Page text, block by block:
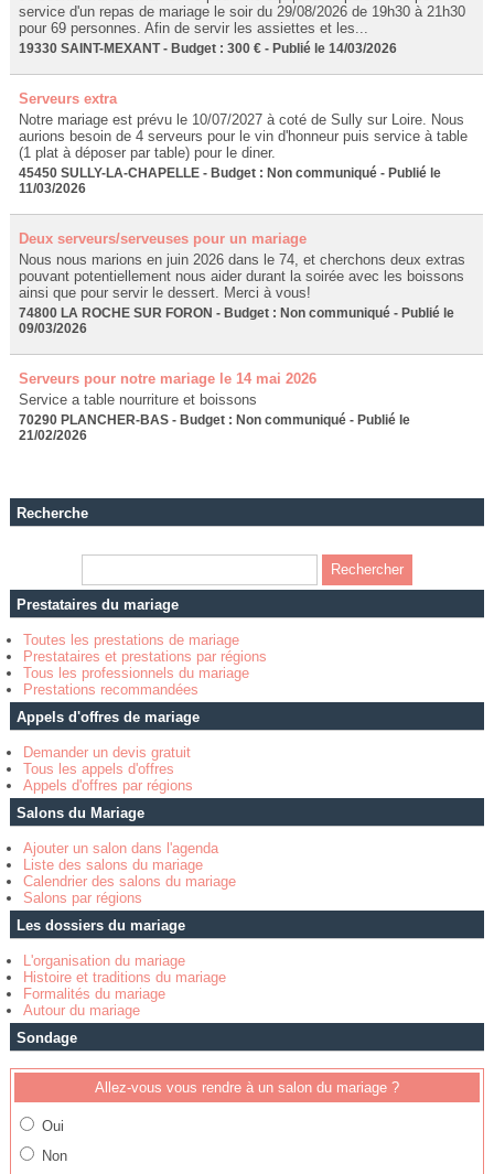
service d'un repas de mariage le soir du 29/08/2026 de 19h30 à 21h30
pour 69 personnes. Afin de servir les assiettes et les...
19330 SAINT-MEXANT - Budget : 300 € - Publié le 14/03/2026
Serveurs extra
Notre mariage est prévu le 10/07/2027 à coté de Sully sur Loire. Nous
aurions besoin de 4 serveurs pour le vin d'honneur puis service à table
(1 plat à déposer par table) pour le diner.
45450 SULLY-LA-CHAPELLE - Budget : Non communiqué - Publié le
11/03/2026
Deux serveurs/serveuses pour un mariage
Nous nous marions en juin 2026 dans le 74, et cherchons deux extras
pouvant potentiellement nous aider durant la soirée avec les boissons
ainsi que pour servir le dessert. Merci à vous!
74800 LA ROCHE SUR FORON - Budget : Non communiqué - Publié le
09/03/2026
Serveurs pour notre mariage le 14 mai 2026
Service a table nourriture et boissons
70290 PLANCHER-BAS - Budget : Non communiqué - Publié le
21/02/2026
Recherche
Prestataires du mariage
Toutes les prestations de mariage
Prestataires et prestations par régions
Tous les professionnels du mariage
Prestations recommandées
Appels d'offres de mariage
Demander un devis gratuit
Tous les appels d'offres
Appels d'offres par régions
Salons du Mariage
Ajouter un salon dans l'agenda
Liste des salons du mariage
Calendrier des salons du mariage
Salons par régions
Les dossiers du mariage
L'organisation du mariage
Histoire et traditions du mariage
Formalités du mariage
Autour du mariage
Sondage
Allez-vous vous rendre à un salon du mariage ?
Oui
Non